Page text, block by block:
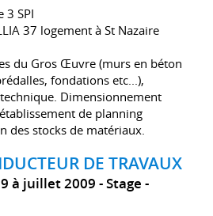
3 SPI
37 logement à St Nazaire
du Gros Œuvre (murs en béton
fondations etc...),
Dimensionnement
de planning
des stocks de matériaux.
DE TRAVAUX
à juillet 2009 Stage